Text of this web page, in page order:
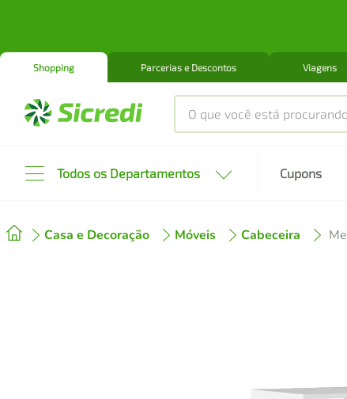
Shopping Parcerias e Descontos Viagens
O que você está procurando?
Todos os Departamentos Cupons
Casa e Decoração Móveis Cabeceira
º cafeteira